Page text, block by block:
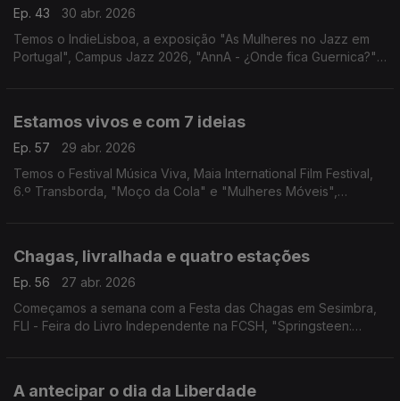
Ep. 43
30 abr. 2026
Temos o IndieLisboa, a exposição "As Mulheres no Jazz em
Portugal", Campus Jazz 2026, "AnnA - ¿Onde fica Guernica?",
Estamos vivos e com 7 ideias
Ep. 57
29 abr. 2026
Temos o Festival Música Viva, Maia International Film Festival,
6.º Transborda, "Moço da Cola" e "Mulheres Móveis",
Chagas, livralhada e quatro estações
Ep. 56
27 abr. 2026
Começamos a semana com a Festa das Chagas em Sesimbra,
FLI - Feira do Livro Independente na FCSH, "Springsteen:
A antecipar o dia da Liberdade